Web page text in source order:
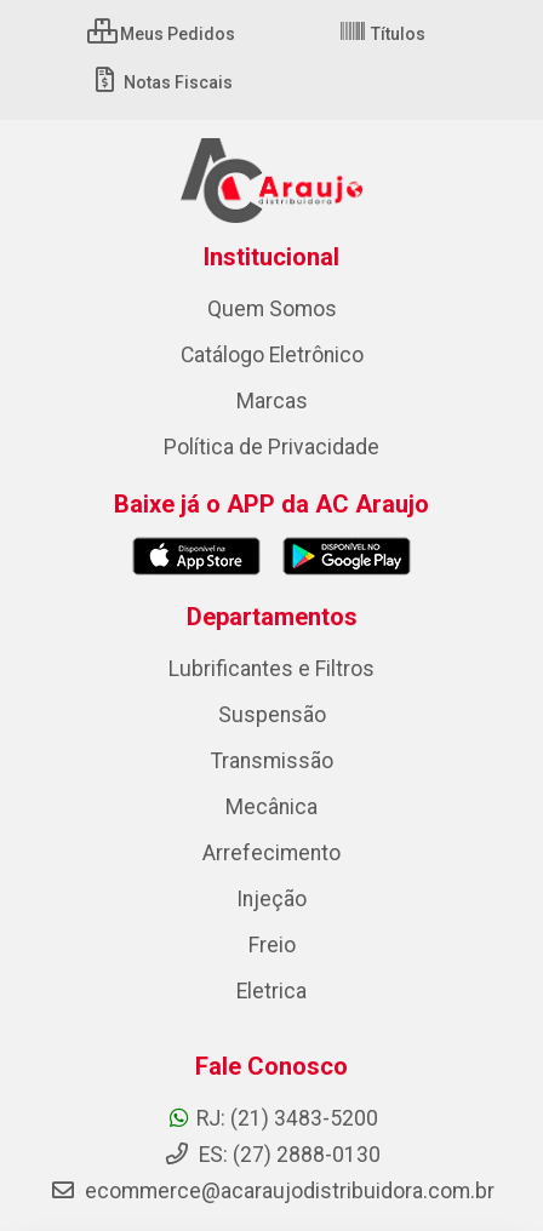
Meus Pedidos Títulos
Notas Fiscais
Institucional
Quem Somos
Catálogo Eletrônico
Marcas
Política de Privacidade
Baixe já o APP da AC Araujo
Departamentos
Lubrificantes e Filtros
Suspensão
Transmissão
Mecânica
Arrefecimento
Injeção
Freio
Eletrica
Fale Conosco
RJ: (21) 3483-5200
ES: (27) 2888-0130
ecommerce@acaraujodistribuidora.com.br